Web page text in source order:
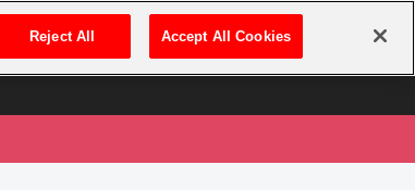
ログイン・新規登録
Reject All Accept All Cookies